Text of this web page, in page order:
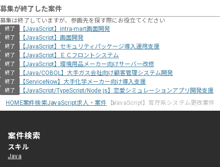
募集が終了した案件
募集は終了していますが、参画先を探す際にお役立てください
終了 【JavaScript】intra-mart画面開発
終了 【JavaScript】画面開発
終了 【JavaScript】セキュリティパッケージ導入運用支援
終了 【JavaScript】ＥＣフロントシステム
終了 【JavaScript】環境用品メーカー向けサーバー改修
終了 【Java/COBOL】大手ガス会社向け顧客管理システム開発
終了 【ServiceNow】大手化学メーカー向け導入支援
終了
【JavaScript/TypeScript/Node.js】恋愛シミュレーションアプリ開発支援
HOME案件検索JavaScript求人・案件 【JavaScript】官庁系システム更改案件
案件検索
スキル
Java